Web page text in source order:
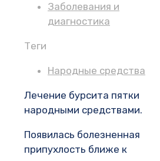
Заболевания и
диагностика
Теги
Народные средства
Лечение бурсита пятки
народными средствами.
Появилась болезненная
припухлость ближе к